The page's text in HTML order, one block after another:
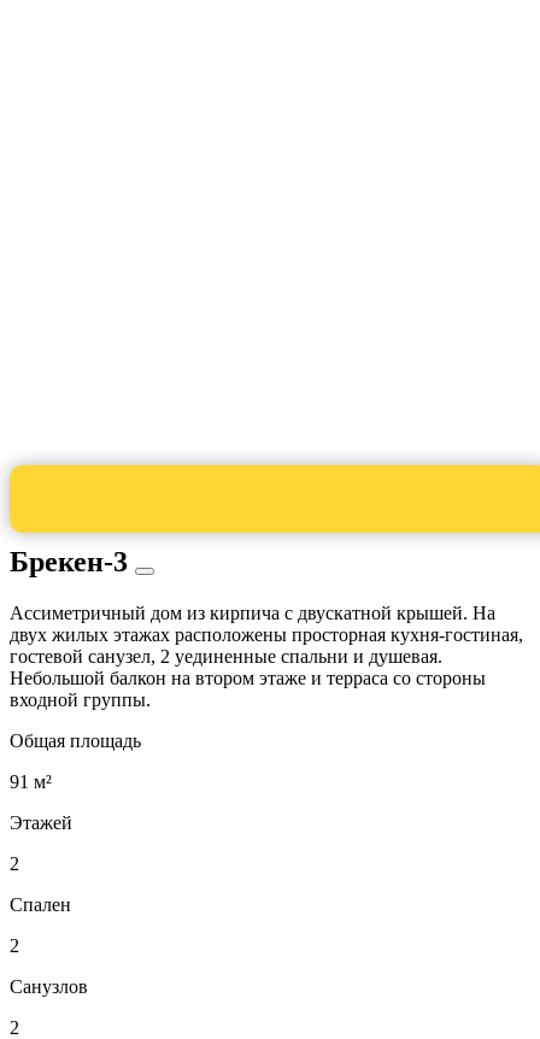
Брекен-3
Ассиметричный дом из кирпича с двускатной крышей. На
двух жилых этажах расположены просторная кухня-гостиная,
гостевой санузел, 2 уединенные спальни и душевая.
Небольшой балкон на втором этаже и терраса со стороны
входной группы.
Общая площадь
91 м²
Этажей
2
Спален
2
Санузлов
2